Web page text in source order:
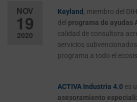
NOV
19
2020
Keyland , miembro del
del programa de ayudas
calidad de consultora
servicios
programa a todo el
ACTIVA Industria 4.0 es
asesoramiento